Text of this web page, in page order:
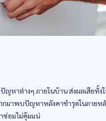
ญหาต่างๆ ภายในบ้าน ส่งผลเสียทั้ง
กมาพบปัญหาหลังคาชำรุดในภายห
ซ่อมไม่คุ้มแน่